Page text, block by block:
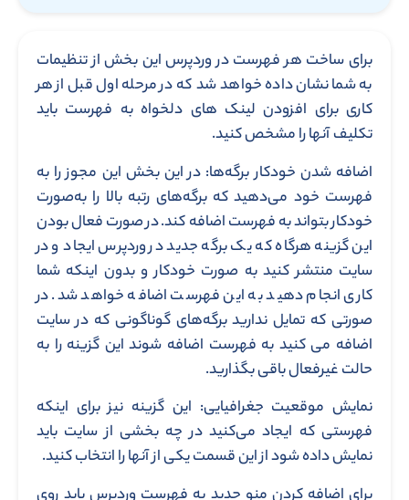
برای ساخت هر فهرست در وردپرس این بخش از تنظیمات
به شما نشان داده خواهد شد که در مرحله اول قبل از هر
کاری برای افزودن لینک ‌های دلخواه به فهرست باید
تکلیف آنها را مشخص کنید.
اضافه شدن خودکار برگه‌ها: در این بخش این مجوز را به
فهرست خود می‌دهید که برگه‌های رتبه بالا را به‌صورت
خودکار بتواند به فهرست اضافه کند. در صورت فعال بودن
این گزینه هرگاه که یک برگه جدید در وردپرس ایجاد و در
سایت منتشر کنید به صورت خودکار و بدون اینکه شما
کاری انجام دهید به این فهرست اضافه خواهد شد. در
صورتی که تمایل ندارید برگه‌های گوناگونی که در سایت
اضافه می کنید به فهرست اضافه شوند این گزینه را به
حالت غیرفعال باقی بگذارید.
نمایش موقعیت جغرافیایی: این گزینه نیز برای اینکه
فهرستی که ایجاد می‌کنید در چه بخشی از سایت باید
نمایش داده شود از این قسمت یکی از آنها را انتخاب کنید.